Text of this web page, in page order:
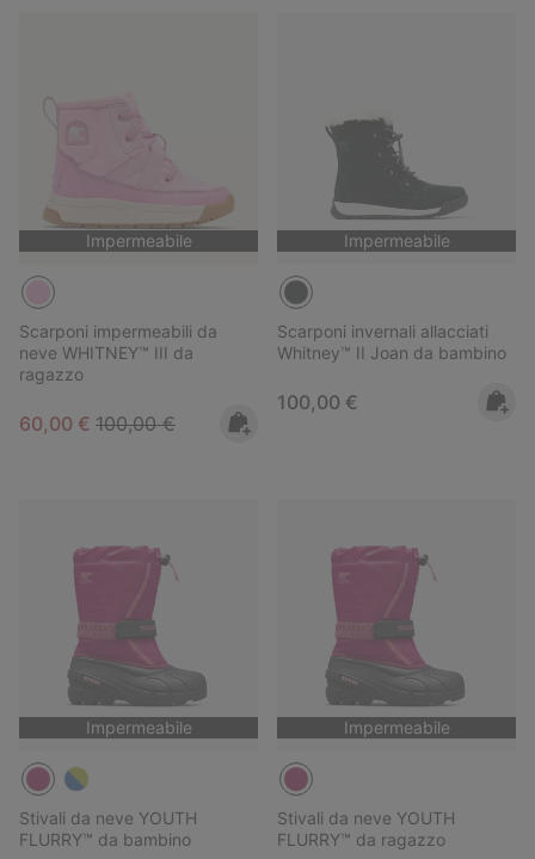
Impermeabile
Scarponi impermeabili da
neve WHITNEY™ III da
ragazzo
Sale price:
60,00 € Regular price:
100,00 €
Impermeabile
Scarponi invernali allacciati
Whitney™ II Joan da bambino
Regular price:
100,00 €
Impermeabile
Stivali da neve YOUTH
FLURRY™ da bambino
Impermeabile
Stivali da neve YOUTH
FLURRY™ da ragazzo